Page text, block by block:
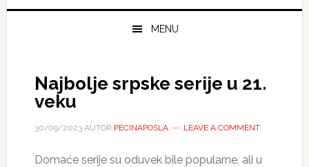
MENU
Najbolje srpske serije u 21.
veku
30/09/2023AUTOR PECINAPOSLA LEAVE A COMMENT
Domaće serije su oduvek bile popularne, ali u